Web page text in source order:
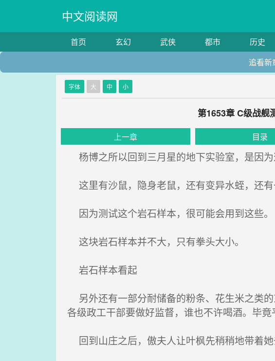
中文阅读网
首页 玄幻 武侠 都市 历史
追看新
字体 大 中 小
第1653章 C级战舰
上一章 目录
杨博之所以回到三月星的地下实验室，是因
这里有沙鼠，隐身老鼠，还有变异水蛭，还有
因为测试这个岩石样本，很可能会用到这些。
这块岩石样本并不大，只有拳头大小。
岩石样本看起
另外还有一部分耐储备的粉条、花生米之类
各级政工干部要做好监督，谁也不许喝酒。毕
回到山庄之后，傲夫人让叶枫先稍稍地带着她